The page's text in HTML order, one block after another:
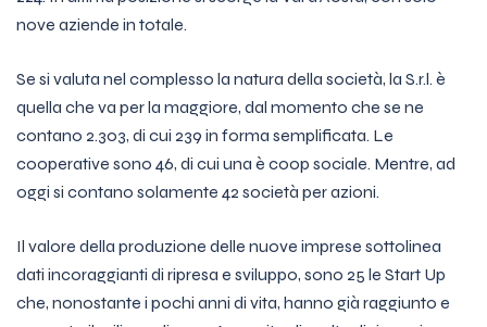
nove aziende in totale.
Se si valuta nel complesso la natura della società, la S.r.l. è
quella che va per la maggiore, dal momento che se ne
contano 2.303, di cui 239 in forma semplificata. Le
cooperative sono 46, di cui una è coop sociale. Mentre, ad
oggi si contano solamente 42 società per azioni.
Il valore della produzione delle nuove imprese sottolinea
dati incoraggianti di ripresa e sviluppo, sono 25 le Start Up
che, nonostante i pochi anni di vita, hanno già raggiunto e